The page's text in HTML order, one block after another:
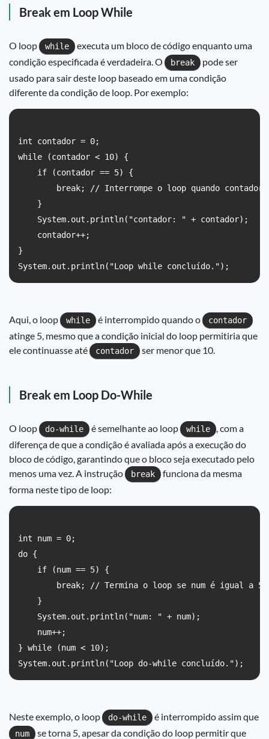
Break em Loop While
O loop while
executa um bloco de código enquanto uma
condição especificada é verdadeira. O
break
pode ser
usado para sair deste loop baseado em uma condição
diferente da condição de loop. Por exemplo:
int contador = 0;
while (contador < 10) {
    if (contador == 5) {
break; // Interrompe o loop quando contador
    }
    System.out.println("contador: " + contador);
    contador++;
}
Aqui, o loop while é interrompido quando o contador
atinge 5, mesmo que a condição inicial do loop permitiria que
ele continuasse até
contador ser menor que 10.
Break em Loop Do-While
O loop do-while é semelhante ao loop while
, com a
diferença de que a condição é avaliada após a execução do
bloco de código, garantindo que o bloco seja executado pelo
menos uma vez. A instrução
break
funciona da mesma
forma neste tipo de loop:
int num = 0;
do {
    if (num == 5) {
        break; // Termina o loop se num é igual a 5
    }
    System.out.println("num: " + num);
    num++;
} while (num < 10);
Neste exemplo, o loop do-while é interrompido assim que
num
se torna 5, apesar da condição do loop permitir que